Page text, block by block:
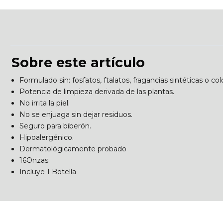
Sobre este artículo
Formulado sin: fosfatos, ftalatos, fragancias sintéticas o
Potencia de limpieza derivada de las plantas.
No irrita la piel.
No se enjuaga sin dejar residuos.
Seguro para biberón.
Hipoalergénico.
Dermatológicamente probado
16Onzas
Incluye 1 Botella